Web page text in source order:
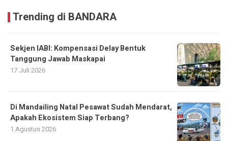
Trending di BANDARA
Sekjen IABI: Kompensasi Delay Bentuk
Tanggung Jawab Maskapai
17 Juli 2026
Di Mandailing Natal Pesawat Sudah Mendarat,
Apakah Ekosistem Siap Terbang?
1 Agustus 2026